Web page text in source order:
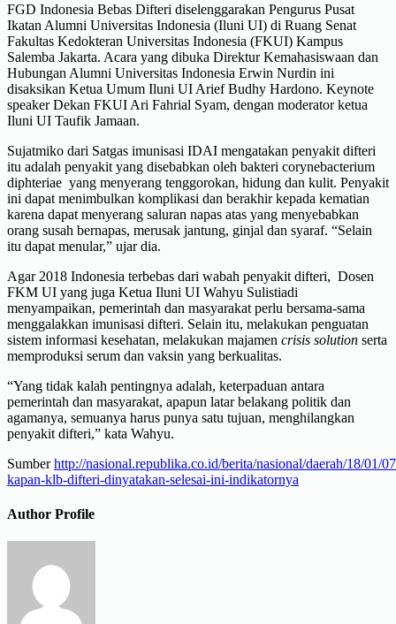
FGD Indonesia Bebas Difteri diselenggarakan Pengurus Pusat
Ikatan Alumni Universitas Indonesia (Iluni UI) di Ruang Senat
Fakultas Kedokteran Universitas Indonesia (FKUI) Kampus
Salemba Jakarta. Acara yang dibuka Direktur Kemahasiswaan dan
Hubungan Alumni Universitas Indonesia Erwin Nurdin ini
disaksikan Ketua Umum Iluni UI Arief Budhy Hardono. Keynote
speaker Dekan FKUI Ari Fahrial Syam, dengan moderator ketua
Iluni UI Taufik Jamaan.
Sujatmiko dari Satgas imunisasi IDAI mengatakan penyakit difteri
itu adalah penyakit yang disebabkan oleh bakteri corynebacterium
diphteriae yang menyerang tenggorokan, hidung dan kulit. Penyakit
ini dapat menimbulkan komplikasi dan berakhir kepada kematian
karena dapat menyerang saluran napas atas yang menyebabkan
orang susah bernapas, merusak jantung, ginjal dan syaraf. “Selain
itu dapat menular,” ujar dia.
Agar 2018 Indonesia terbebas dari wabah penyakit difteri, Dosen
FKM UI yang juga Ketua Iluni UI Wahyu Sulistiadi
menyampaikan, pemerintah dan masyarakat perlu bersama-sama
menggalakkan imunisasi difteri. Selain itu, melakukan penguatan
sistem informasi kesehatan, melakukan majamen crisis solution serta
memproduksi serum dan vaksin yang berkualitas.
“Yang tidak kalah pentingnya adalah, keterpaduan antara
pemerintah dan masyarakat, apapun latar belakang politik dan
agamanya, semuanya harus punya satu tujuan, menghilangkan
penyakit difteri,” kata Wahyu.
Sumberhttp://nasional.republika.co.id/berita/nasional/daerah/18/01/
kapan-klb-difteri-dinyatakan-selesai-ini-indikatornya
Author Profile